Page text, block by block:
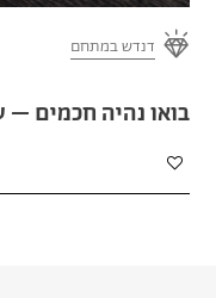
דנדש במתחם
בואו נהיה חכמים